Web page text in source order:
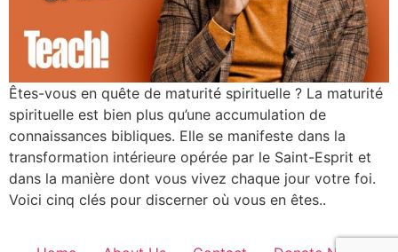
Êtes-vous en quête de maturité spirituelle ? La maturité
spirituelle est bien plus qu’une accumulation de
connaissances bibliques. Elle se manifeste dans la
transformation intérieure opérée par le Saint-Esprit et
dans la manière dont vous vivez chaque jour votre foi.
Voici cinq clés pour discerner où vous en êtes..